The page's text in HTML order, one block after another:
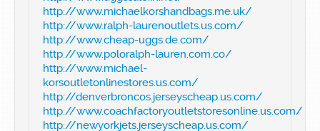
http://www.michaelkorshandbags.me.uk/
http://www.ralph-laurenoutlets.us.com/
http://www.cheap-uggs.de.com/
http://www.poloralph-lauren.com.co/
http://www.michael-
korsoutletonlinestores.us.com/
http://denverbroncos.jerseyscheap.us.com/
http://www.coachfactoryoutletstoresonline.us.com/
http://newyorkjets.jerseyscheap.us.com/